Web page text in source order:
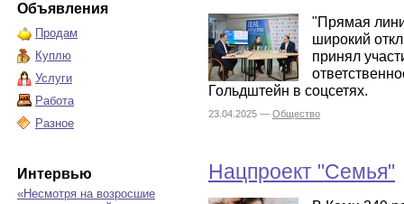
Объявления
Продам
Куплю
Услуги
Работа
Разное
Интервью
«Несмотря на возросшие
"Прямая
широкий
принял
Гольдштейн в соцсетях.
23.04.2025 — Общество
Нацпроект "Семья"